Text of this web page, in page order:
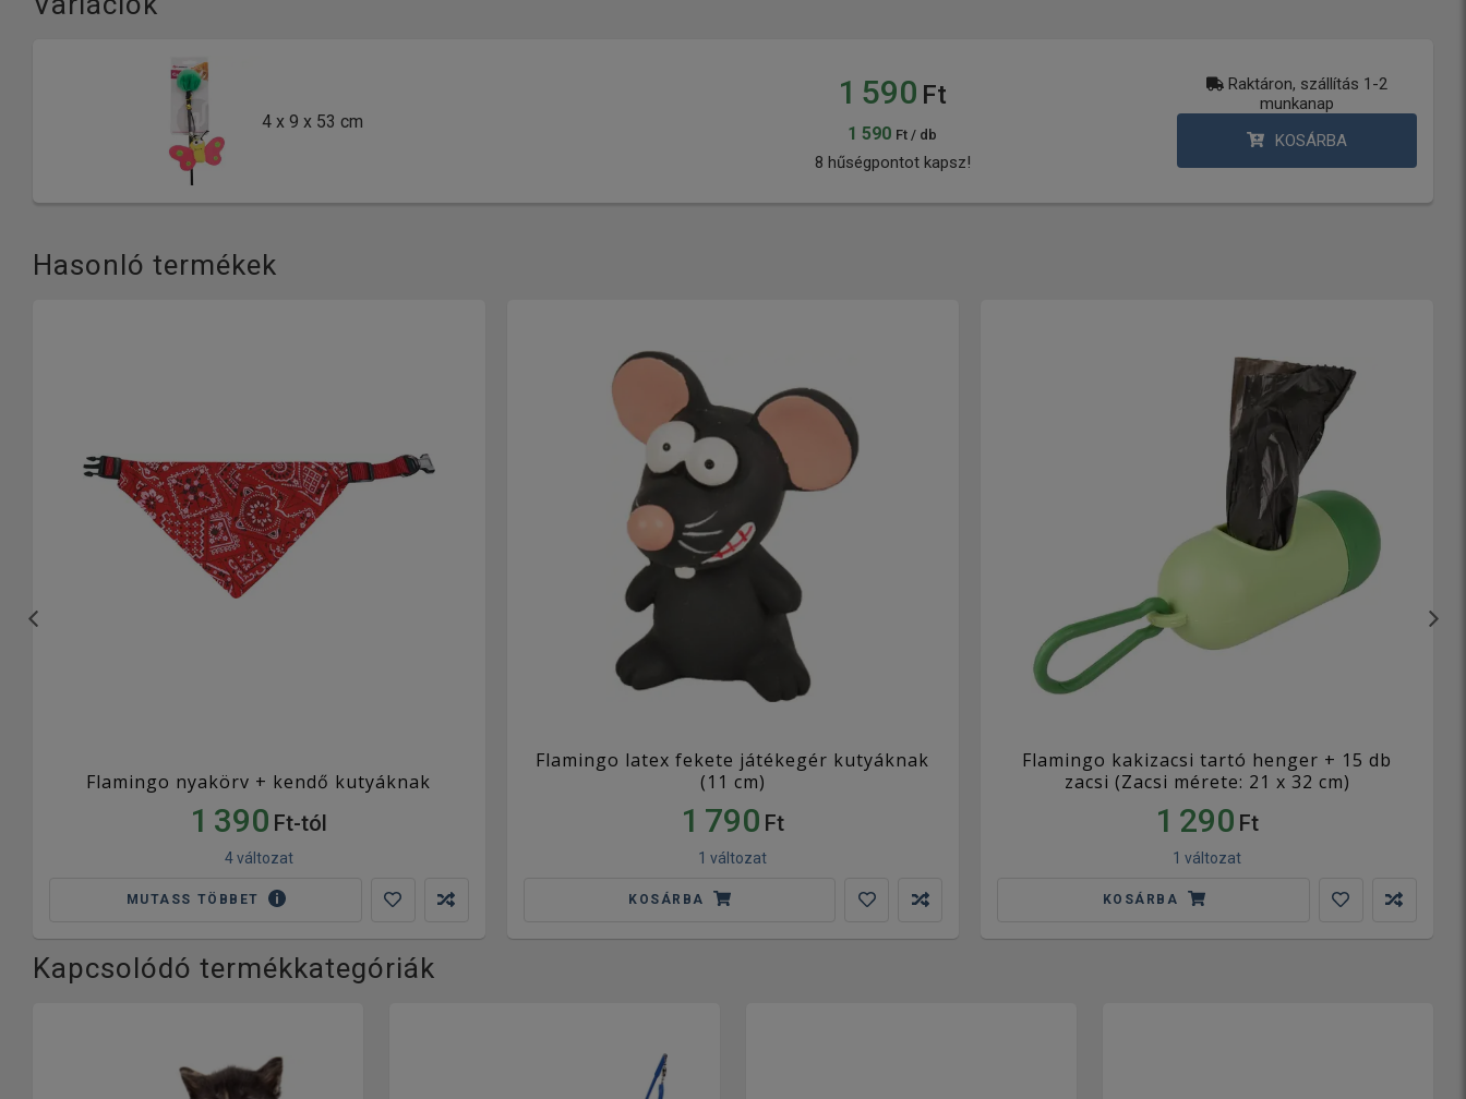
4 x 9 x 53 cm
1 590 Ft
1 590 Ft / db
8 hűségpontot kapsz!
Raktáron, szállítás 1-2
munkanap
KOSÁRBA
Hasonló termékek
Flamingo nyakörv + kendő kutyáknak
1 390 Ft-tól
4 változat
MUTASS TÖBBET
Flamingo latex fekete játékegér kutyáknak
(11 cm)
1 790 Ft
1 változat
KOSÁRBA
Flamingo kakizacsi tartó henger + 15 db
zacsi (Zacsi mérete: 21 x 32 cm)
1 290 Ft
1 változat
KOSÁRBA
Kapcsolódó termékkategóriák